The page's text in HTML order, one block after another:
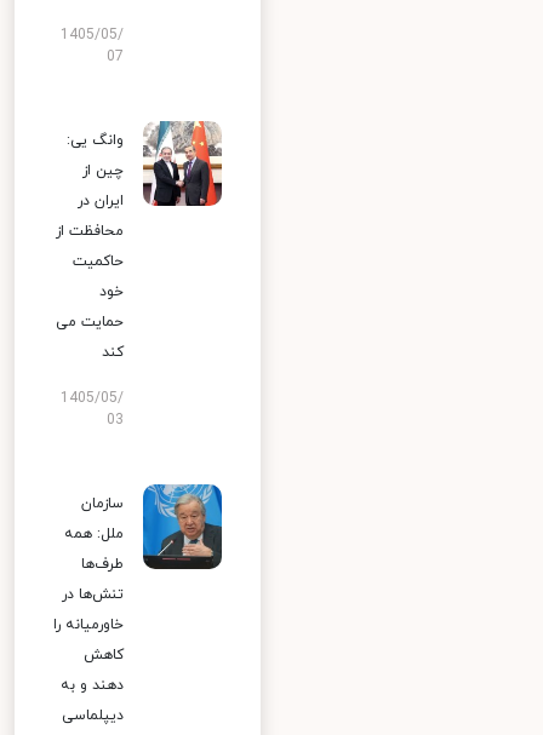
1405/05/
07
وانگ یی:
چین از
ایران در
محافظت از
حاکمیت
خود
حمایت می
کند
1405/05/
03
سازمان
ملل: همه
طرف‌ها
تنش‌ها در
خاورمیانه را
کاهش
دهند و به
دیپلماسی